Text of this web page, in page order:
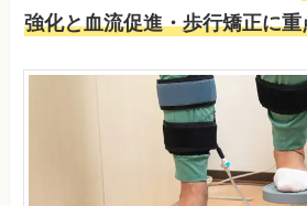
強化と血流促進・歩行矯正に